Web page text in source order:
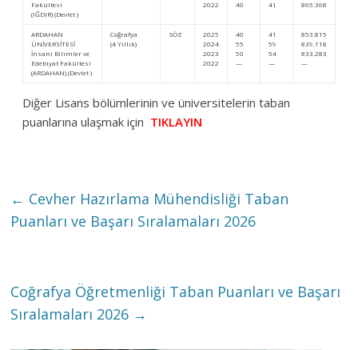
Fakültesi
(IĞDIR) (Devlet )
2022
40
41
865.368
ARDAHAN
ÜNİVERSİTESİ
İnsani Bilimler ve
Edebiyat Fakültesi
(ARDAHAN) (Devlet )
Coğrafya
(4 Yıllık)
SÖZ
2025
2024
2023
2022
40
55
50
—
41
59
54
—
853.815
839.118
833.283
—
Diğer Lisans bölümlerinin ve üniversitelerin taban
puanlarına ulaşmak için TIKLAYIN
← Cevher Hazırlama Mühendisliği Taban
Puanları ve Başarı Sıralamaları 2026
Coğrafya Öğretmenliği Taban Puanları ve Başarı
Sıralamaları 2026 →